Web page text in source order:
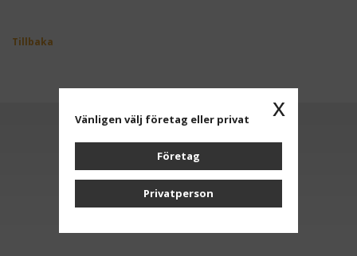
Tillbaka
Anmäl dig till vårt nyhetsbrev
x
Vänligen välj företag eller privat
Företag
Privatperson